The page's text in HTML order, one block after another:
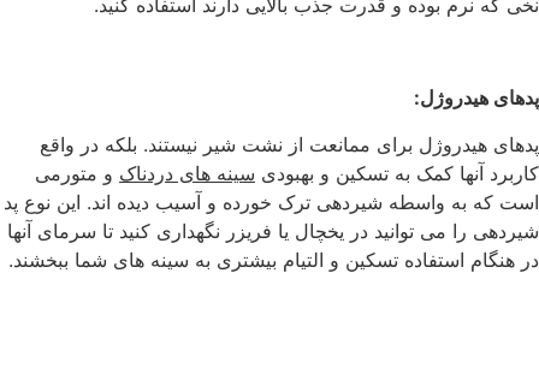
نخی که نرم بوده و قدرت جذب بالایی دارند استفاده کنید.
پدهای هیدروژل:
پدهای هیدروژل برای ممانعت از نشت شیر نیستند. بلکه در واقع
کاربرد آنها کمک به تسکین و بهبودی سینه های دردناک و متورمی
است که به واسطه شیردهی ترک خورده و آسیب دیده اند. این نوع پد
شیردهی را می توانید در یخچال یا فریزر نگهداری کنید تا سرمای آنها
در هنگام استفاده تسکین و التیام بیشتری به سینه های شما ببخشند.